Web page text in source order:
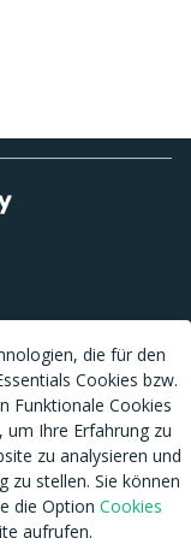
Empfehlungssystem
die für den
Cookies bzw.
Funktionale Cookies
um Ihre Erfahrung zu
zu analysieren und
zu stellen. Sie können
die Option Cookies
aufrufen.